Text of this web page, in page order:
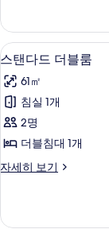
사
진
모
두
보
기
리
트
리
자
세
히
보
기
스
탠
다
드
더
룸
진
4
스탠다드 더블룸
61㎡
침실 1개
2명
더블침대 1개
자세히 보기
스
더